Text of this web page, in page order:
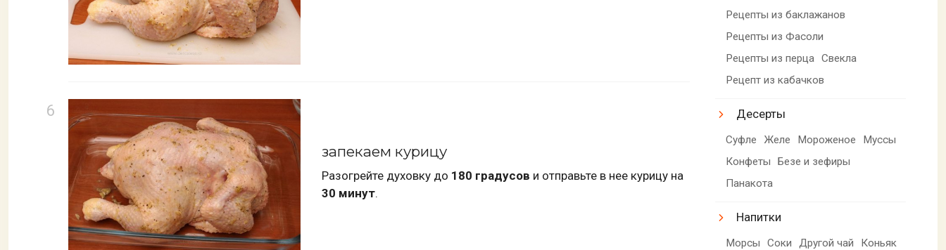
запекаем курицу
Разогрейте духовку до 180 градусов и отправьте в нее курицу на
30 минут.
Рецепты из баклажанов
Рецепты из Фасоли
Рецепты из перца Свекла
Рецепт из кабачков
Десерты
Суфле Желе Мороженое
Муссы
Конфеты
Безе и зефиры
Панакота
Напитки
Морсы Соки Другой чай
Коньяк